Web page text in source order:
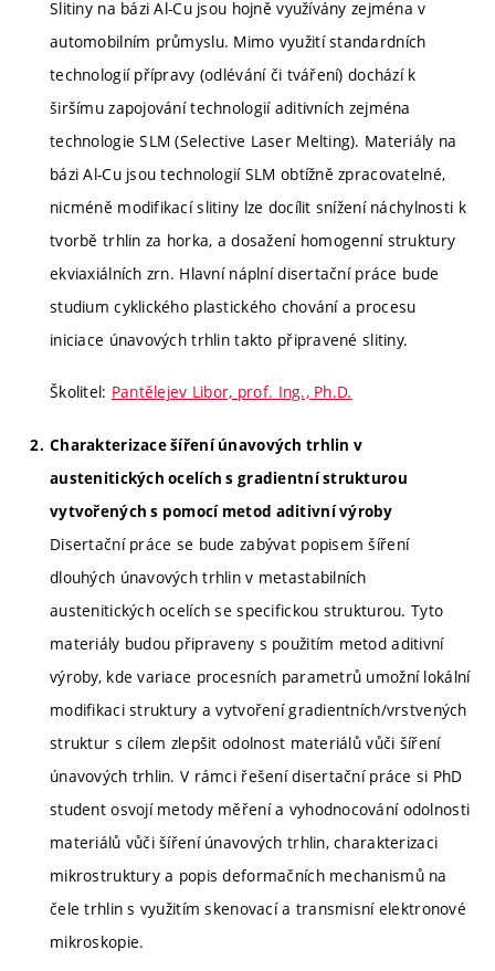
Slitiny na bázi Al-Cu jsou hojně využívány zejména v
automobilním průmyslu. Mimo využití standardních
technologií přípravy (odlévání či tváření) dochází k
širšímu zapojování technologií aditivních zejména
technologie SLM (Selective Laser Melting). Materiály na
bázi Al-Cu jsou technologií SLM obtížně zpracovatelné,
nicméně modifikací slitiny lze docílit snížení náchylnosti k
tvorbě trhlin za horka, a dosažení homogenní struktury
ekviaxiálních zrn. Hlavní náplní disertační práce bude
studium cyklického plastického chování a procesu
iniciace únavových trhlin takto připravené slitiny.
Školitel: Pantělejev Libor, prof. Ing., Ph.D.
Charakterizace šíření únavových trhlin v
austenitických ocelích s gradientní strukturou
vytvořených s pomocí metod aditivní výroby
Disertační práce se bude zabývat popisem šíření
dlouhých únavových trhlin v metastabilních
austenitických ocelích se specifickou strukturou. Tyto
materiály budou připraveny s použitím metod aditivní
výroby, kde variace procesních parametrů umožní lokální
modifikaci struktury a vytvoření gradientních/vrstvených
struktur s cílem zlepšit odolnost materiálů vůči šíření
únavových trhlin. V rámci řešení disertační práce si PhD
student osvojí metody měření a vyhodnocování odolnosti
materiálů vůči šíření únavových trhlin, charakterizaci
mikrostruktury a popis deformačních mechanismů na
čele trhlin s využitím skenovací a transmisní elektronové
mikroskopie.